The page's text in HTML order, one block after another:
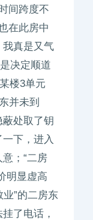
间跨度不
在此房中
我真是又气
决定顺道
楼3单元
并未到
处取了钥
下，进入
；“二房
明显虚高
业”的二房东
了电话，